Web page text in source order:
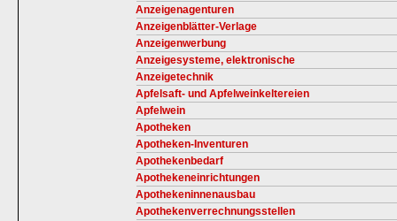
Anzeigenagenturen
Anzeigenblätter-Verlage
Anzeigenwerbung
Anzeigesysteme, elektronische
Anzeigetechnik
Apfelsaft- und Apfelweinkeltereien
Apfelwein
Apotheken
Apotheken-Inventuren
Apothekenbedarf
Apothekeneinrichtungen
Apothekeninnenausbau
Apothekenverrechnungsstellen